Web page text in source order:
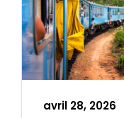
avril 28, 2026